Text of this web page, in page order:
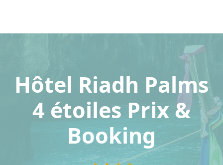
Hôtel Riadh Palms
4 étoiles Prix &
Booking